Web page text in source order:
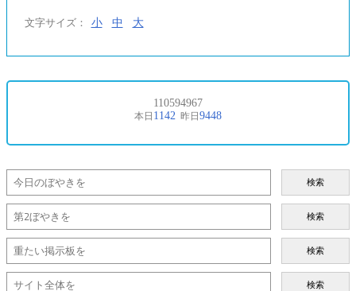
文字サイズ： 小 中 大
検索
検索
検索
検索